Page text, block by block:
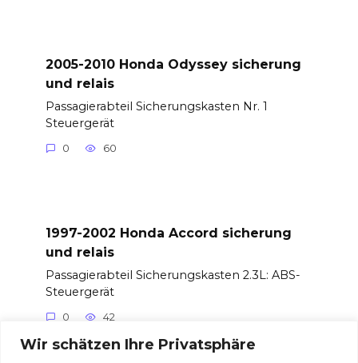
Wir schätzen Ihre Privatsphäre
2005-2010 Honda Odyssey sicherung
und relais
Passagierabteil Sicherungskasten Nr. 1
Steuergerät
0 60
1997-2002 Honda Accord sicherung
und relais
Passagierabteil Sicherungskasten 2.3L: ABS-
Steuergerät
0 42